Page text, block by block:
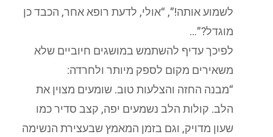
לשמוע אותה!”, “אולי, לדעת רופא אחר, הכבד כן
מוגדל?”…
לפיכך עדיף להשתמש במושגים חיוביים שלא
משאירים מקום לספק מיותר ולחרדה:
“מבנה החזה והצלעות טוב. שומעים מצוין את
הלב. קולות הלב נשמעים יפה, קצב סדיר כמו
שעון מדויק, וגם בזמן המאמץ שבעצירת הנשימה